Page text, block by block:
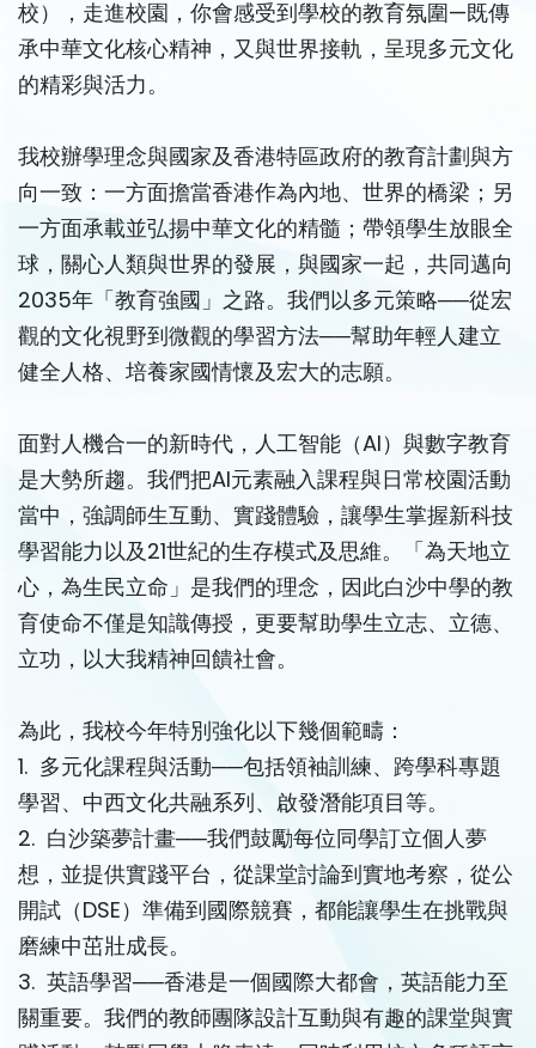
校），走進校園，你會感受到學校的教育氛圍—既傳
承中華文化核心精神，又與世界接軌，呈現多元文化
的精彩與活力。
我校辦學理念與國家及香港特區政府的教育計劃與方
向一致：一方面擔當香港作為內地、世界的橋梁；另
一方面承載並弘揚中華文化的精髓；帶領學生放眼全
球，關心人類與世界的發展，與國家一起，共同邁向
2035年「教育強國」之路。我們以多元策略──從宏
觀的文化視野到微觀的學習方法──幫助年輕人建立
健全人格、培養家國情懷及宏大的志願。
面對人機合一的新時代，人工智能（AI）與數字教育
是大勢所趨。我們把AI元素融入課程與日常校園活動
當中，強調師生互動、實踐體驗，讓學生掌握新科技
學習能力以及21世紀的生存模式及思維。「為天地立
心，為生民立命」是我們的理念，因此白沙中學的教
育使命不僅是知識傳授，更要幫助學生立志、立德、
立功，以大我精神回饋社會。
為此，我校今年特別強化以下幾個範疇：
1. 多元化課程與活動──包括領袖訓練、跨學科專題
學習、中西文化共融系列、啟發潛能項目等。
2. 白沙築夢計畫──我們鼓勵每位同學訂立個人夢
想，並提供實踐平台，從課堂討論到實地考察，從公
開試（DSE）準備到國際競賽，都能讓學生在挑戰與
磨練中茁壯成長。
3. 英語學習──香港是一個國際大都會，英語能力至
關重要。我們的教師團隊設計互動與有趣的課堂與實